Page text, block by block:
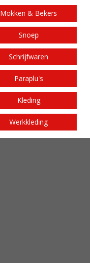
Mokken & Bekers
Snoep
Schrijfwaren
Paraplu's
Kleding
Werkkleding